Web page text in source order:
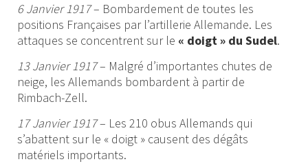
6 Janvier 1917– Bombardement de toutes les
positions Françaises par l’artillerie Allemande. Les
attaques se concentrent sur le « doigt » du Sudel.
13 Janvier 1917– Malgré d’importantes chutes de
neige, les Allemands bombardent à partir de
Rimbach-Zell.
17 Janvier 1917– Les 210 obus Allemands qui
s’abattent sur le « doigt » causent des dégâts
matériels importants.